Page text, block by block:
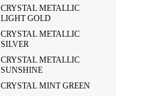
CRYSTAL METALLIC
LIGHT GOLD
CRYSTAL METALLIC
SILVER
CRYSTAL METALLIC
SUNSHINE
CRYSTAL MINT GREEN